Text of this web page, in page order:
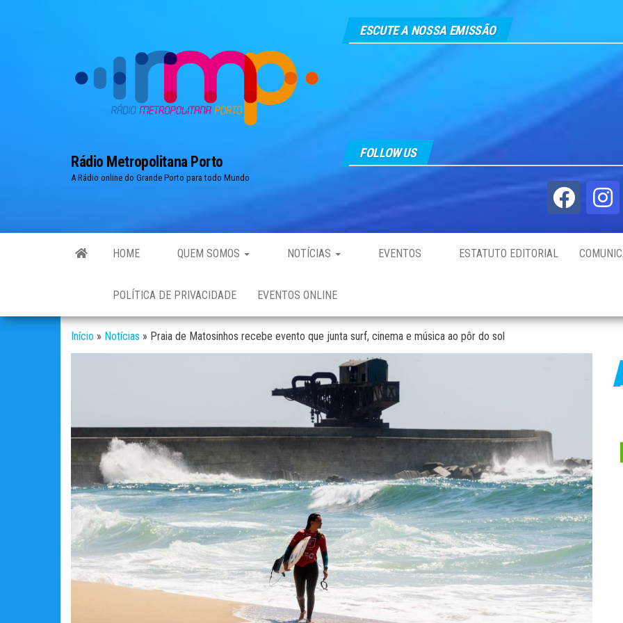
Rádio Metropolitana Porto
A Rádio online do Grande Porto para todo Mundo
ESCUTE A NOSSA EMISSÃO
FOLLOW US
HOME QUEM SOMOS NOTÍCIAS EVENTOS ESTATUTO EDITORIAL
POLÍTICA DE PRIVACIDADE EVENTOS ONLINE
Início » Notícias » Praia de Matosinhos recebe evento que junta surf, cinema e música ao pôr do sol